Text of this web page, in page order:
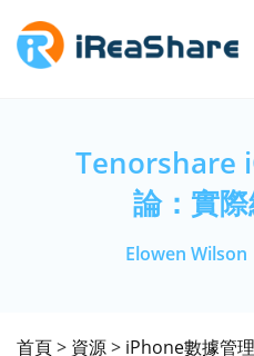
Tenorshare
論：實
Elowen Wilson
首頁> 資源> iPhone數據管理